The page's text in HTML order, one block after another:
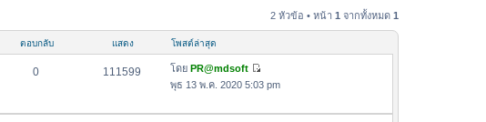
2 หัวข้อ • หน้า 1 จากทั้งหมด 1
ตอบกลับ แสดง โพสต์ล่าสุด
0 111599 โดย PR@mdsoft
ดู
อ
พุธ 13 พ.ค. 2020 5:03 pm